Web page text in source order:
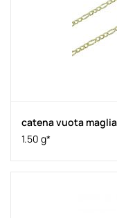
catena vuota
1.50 g*